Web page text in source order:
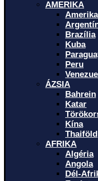
AMERIKA
Brazília
Kuba
Peru
ÁZSIA
Bahrein
Katar
Kína
Thaiföld
AFRIKA
Algéria
Angola
Dél-